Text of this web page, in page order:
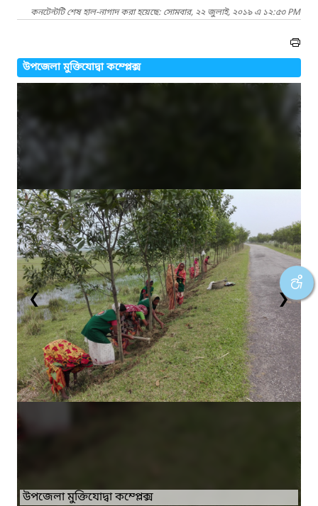
কনটেন্টটি শেষ হাল-নাগাদ করা হয়েছে: সোমবার, ২২ জুলাই, ২০১৯ এ ১২:৫৩ PM
উপজেলা মুক্তিযোদ্বা কম্প্লেক্স
উপজেলা মুক্তিযোদ্বা কম্প্লেক্স
❮ ❯